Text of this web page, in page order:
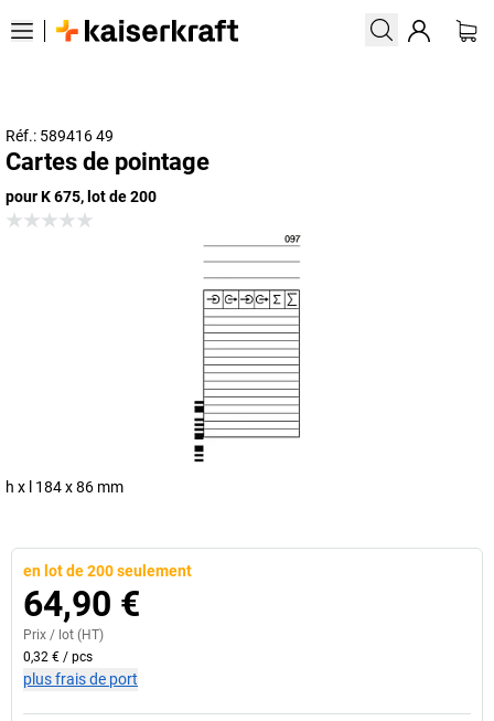
Réf.: 589416 49
Cartes de pointage
pour K 675, lot de 200
h x l 184 x 86 mm
en lot de 200 seulement
64,90 €
Prix / lot (HT)
0,32 € / pcs
plus frais de port